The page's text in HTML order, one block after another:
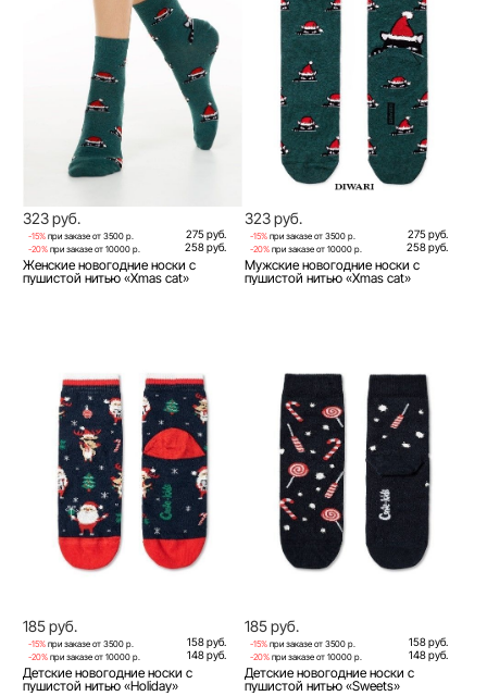
323 руб.
-15% при заказе от 3500 р. 275 руб.
-20% при заказе от 10000 р. 258 руб.
Женские новогодние носки с
пушистой нитью «Xmas cat»
323 руб.
-15% при заказе от 3500 р. 275 руб.
-20% при заказе от 10000 р. 258 руб.
Мужские новогодние носки с
пушистой нитью «Xmas cat»
185 руб.
-15% при заказе от 3500 р. 158 руб.
-20% при заказе от 10000 р. 148 руб.
Детские новогодние носки с
пушистой нитью «Holiday»
185 руб.
-15% при заказе от 3500 р. 158 руб.
-20% при заказе от 10000 р. 148 руб.
Детские новогодние носки с
пушистой нитью «Sweets»